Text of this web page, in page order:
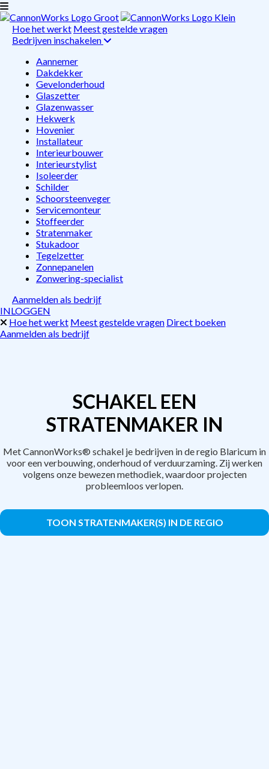
Hoe het werkt Meest gestelde vragen
Bedrijven inschakelen
Aannemer
Dakdekker
Gevelonderhoud
Glaszetter
Glazenwasser
Hekwerk
Hovenier
Installateur
Interieurbouwer
Interieurstylist
Isoleerder
Schilder
Schoorsteenveger
Servicemonteur
Stoffeerder
Stratenmaker
Stukadoor
Tegelzetter
Zonnepanelen
Zonwering-specialist
Aanmelden als bedrijf
INLOGGEN
Hoe het werkt Meest gestelde vragen Direct boeken
Aanmelden als bedrijf
SCHAKEL EEN
STRATENMAKER IN
Met CannonWorks® schakel je bedrijven in de regio Blaricum in
voor een verbouwing, onderhoud of verduurzaming. Zij werken
volgens onze bewezen methodiek, waardoor projecten
probleemloos verlopen.
TOON STRATENMAKER(S) IN DE REGIO